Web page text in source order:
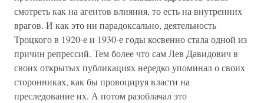
смотреть как на агентов влияния, то есть на внутренних
врагов. И как это ни парадоксально, деятельность
Троцкого в 1920-е и 1930-е годы косвенно стала одной из
причин репрессий. Тем более что сам Лев Давидович в
своих открытых публикациях нередко упоминал о своих
сторонниках, как бы провоцируя власти на
преследование их. А потом разоблачал это